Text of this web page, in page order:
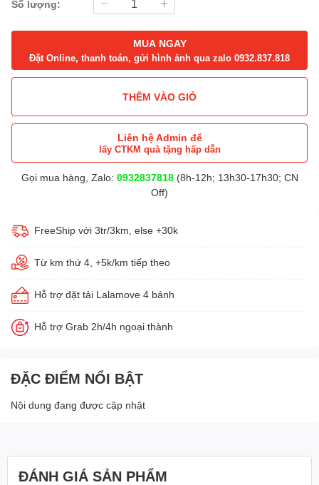
Số lượng:
MUA NGAY
Đặt Online, thanh toán, gửi hình ảnh qua zalo 0932.837.818
THÊM VÀO GIỎ
Liên hệ Admin để
lấy CTKM quà tặng hấp dẫn
Gọi mua hàng, Zalo: 0932837818(8h-12h; 13h30-17h30; CN
Off)
FreeShip với 3tr/3km, else +30k
Từ km thứ 4, +5k/km tiếp theo
Hỗ trợ đặt tải Lalamove 4 bánh
Hỗ trợ Grab 2h/4h ngoại thành
ĐẶC ĐIỂM NỔI BẬT
Nội dung đang được cập nhật
ĐÁNH GIÁ SẢN PHẨM